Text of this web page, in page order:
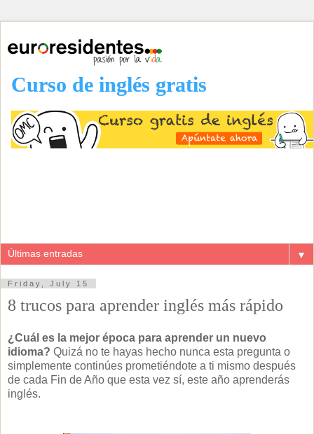
Curso de inglés gratis
▼
Friday, July 15
8 trucos para aprender inglés más rápido
¿Cuál es la mejor época para aprender un nuevo
idioma? Quizá no te hayas hecho nunca esta pregunta o
simplemente continúes prometiéndote a ti mismo después
de cada Fin de Año que esta vez sí, este año aprenderás
inglés.